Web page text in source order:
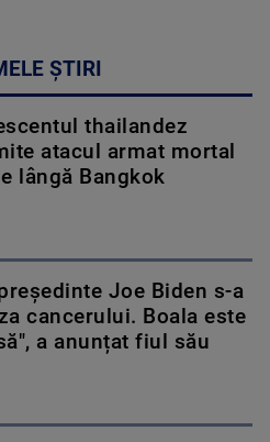
ȘTIRI
thailandez
atacul armat mortal
lângă Bangkok
Joe Biden s-a
cancerului. Boala este
a anunțat fiul său